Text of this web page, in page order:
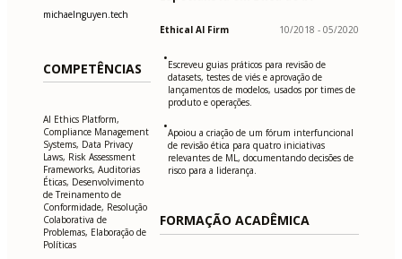
michaelnguyen.tech
COMPETÊNCIAS
AI Ethics Platform,
Compliance Management
Systems, Data Privacy
Laws, Risk Assessment
Frameworks, Auditorias
Éticas, Desenvolvimento
de Treinamento de
Conformidade, Resolução
Colaborativa de
Problemas, Elaboração de
Políticas
Ethical AI Firm 10/2018 - 05/2020
•Escreveu guias práticos para revisão de
datasets, testes de viés e aprovação de
lançamentos de modelos, usados por times de
produto e operações.
•Apoiou a criação de um fórum interfuncional
de revisão ética para quatro iniciativas
relevantes de ML, documentando decisões de
risco para a liderança.
FORMAÇÃO ACADÊMICA